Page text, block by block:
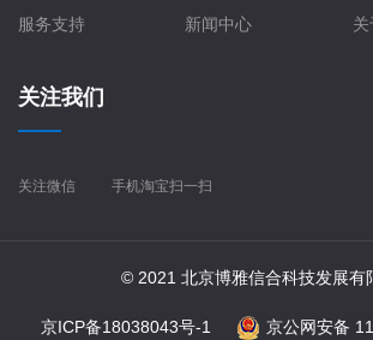
服务支持 新闻中心
关注我们
关注微信 手机淘宝扫一扫
© 2021 北京博雅信合科技发展有
京ICP备18038043号-1 京公网安备